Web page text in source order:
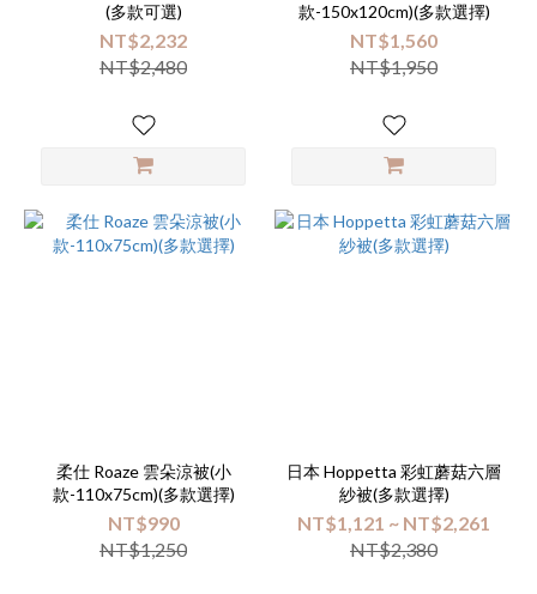
(多款可選)
NT$2,232
NT$2,480
款-150x120cm)(多款選擇)
NT$1,560
NT$1,950
柔仕 Roaze 雲朵涼被(小
款-110x75cm)(多款選擇)
NT$990
NT$1,250
日本 Hoppetta 彩虹蘑菇六層
紗被(多款選擇)
NT$1,121 ~ NT$2,261
NT$2,380